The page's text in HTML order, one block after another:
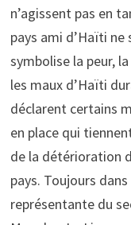
n’agissent pas en
pays ami d’Haïti
symbolise la peur,
les maux d’Haïti
déclarent certains
en place qui
de la détérioration
pays. Toujours
représentante du